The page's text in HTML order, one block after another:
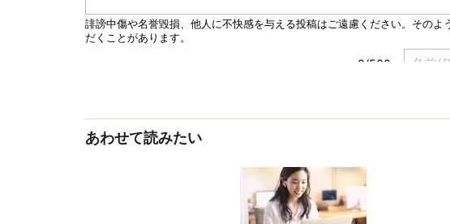
あわせて読みたい